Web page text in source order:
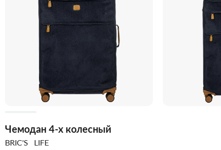
Чемодан 4-х колесный
BRIC'S LIFE